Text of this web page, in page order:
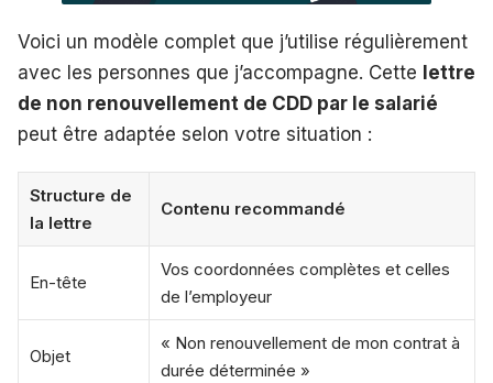
Voici un modèle complet que j’utilise régulièrement
avec les personnes que j’accompagne. Cette lettre
de non renouvellement de CDD par le salarié
peut être adaptée selon votre situation :
Structure de
la lettre
Contenu recommandé
En-tête
Vos coordonnées complètes et celles
de l’employeur
Objet
« Non renouvellement de mon contrat à
durée déterminée »